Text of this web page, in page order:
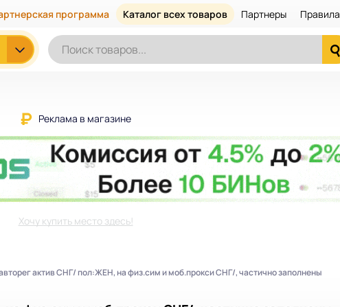
программа Каталог всех товаров Партнеры Правила
Реклама в магазине
Хочу купить место здесь!
актив СНГ/ пол:ЖЕН, на физ.сим и моб.прокси СНГ/, частично заполнены